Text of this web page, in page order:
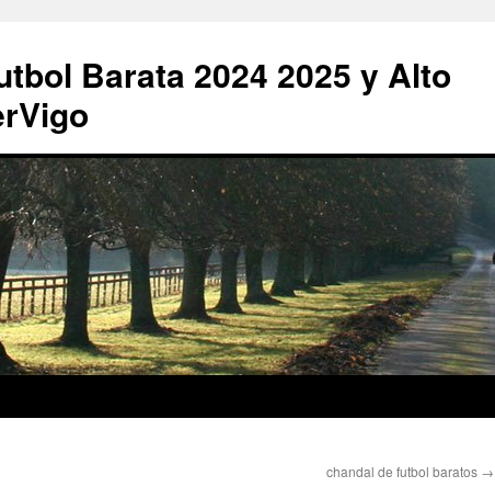
Barata 2024 2025 y Alto
chandal de futbol baratos →